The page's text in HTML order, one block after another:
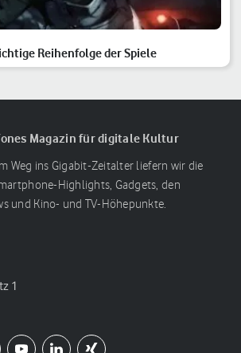
Reihenfolge der Spiele
Magazin für digitale Kultur
Weg ins Gigabit-Zeitalter liefern wir die
Highlights, Gadgets, den
und Kino- und TV-Höhepunkte.
1